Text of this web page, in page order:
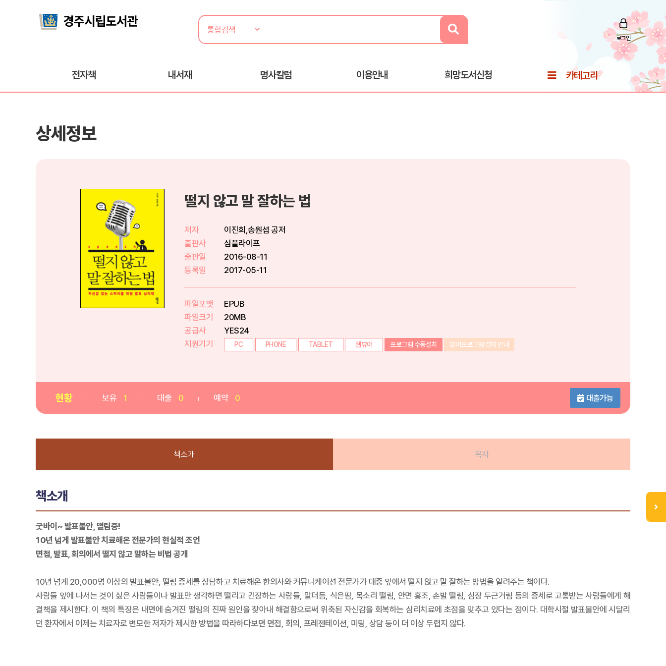
로그인
전자책 내서재 명사칼럼 이용안내 희망도서신청 카테고리
상세정보
떨지 않고 말 잘하는 법
저자
이진희,송원섭 공저
출판사
심플라이프
출판일
2016-08-11
등록일
2017-05-11
파일포맷
EPUB
파일크기
20MB
공급사
YES24
지원기기
PC PHONE TABLET 웹뷰어 프로그램 수동설치 뷰어프로그램 설치 안내
현황 보유 1 대출 0 예약 0 대출가능
책소개 목차
책소개
굿바이~ 발표불안, 떨림증!
10년 넘게 발표불안 치료해온 전문가의 현실적 조언
면접, 발표, 회의에서 떨지 않고 말하는 비법 공개
10년 넘게 20,000명 이상의 발표불안, 떨림 증세를 상담하고 치료해온 한의사와 커뮤니케이션 전문가가 대중 앞에서 떨지 않고 말 잘하는 방법을 알려주는 책이다.
사람들 앞에 나서는 것이 싫은 사람들이나 발표만 생각하면 떨리고 긴장하는 사람들, 말더듬, 식은땀, 목소리 떨림, 안면 홍조, 손발 떨림, 심장 두근거림 등의 증세로 고통받는 사람들에게 해
결책을 제시한다. 이 책의 특징은 내면에 숨겨진 떨림의 진짜 원인을 찾아내 해결함으로써 위축된 자신감을 회복하는 심리치료에 초점을 맞추고 있다는 점이다. 대학시절 발표불안에 시달리
던 환자에서 이제는 치료자로 변모한 저자가 제시한 방법을 따라하다보면 면접, 회의, 프레젠테이션, 미팅, 상담 등이 더 이상 두렵지 않다.